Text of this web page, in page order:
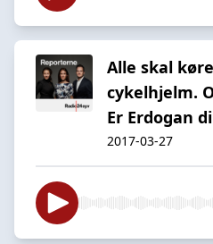
Alle skal
cykelhjelm.
Er Erdogan
2017-03-27